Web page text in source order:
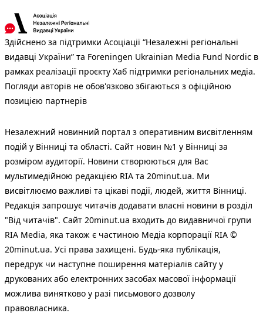
Здійснено за підтримки Асоціації “Незалежні регіональні
видавці України” та Foreningen Ukrainian Media Fund Nordic в
рамках реалізації проєкту Хаб підтримки регіональних медіа.
Погляди авторів не обов'язково збігаються з офіційною
позицією партнерів
Незалежний новинний портал з оперативним висвітленням
подій у Вінниці та області. Сайт новин №1 у Вінниці за
розміром аудиторії. Новини створюються для Вас
мультимедійною редакцією RIA та 20minut.ua. Ми
висвітлюємо важливі та цікаві події, людей, життя Вінниці.
Редакція запрошує читачів додавати власні новини в розділ
"Від читачів". Сайт 20minut.ua входить до видавничої групи
RIA Media, яка також є частиною Медіа корпорації RIA ©
20minut.ua. Усі права захищені. Будь-яка публiкацiя,
передрук чи наступне поширення матеріалів сайту у
друкованих або електронних засобах масової інформації
можлива винятково у разі письмового дозволу
правовласника.